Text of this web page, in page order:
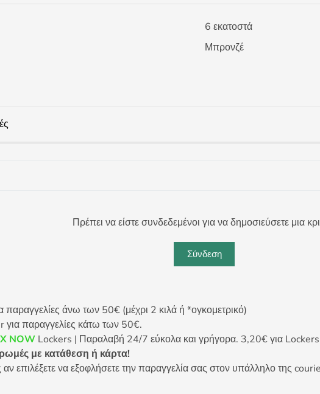
6 εκατοστά
Μπρονζέ
Πρέπει να είστε συνδεδεμένοι για να δημοσιεύσετε μια
Σύνδεση
άνω των 50€ (μέχρι 2 κιλά ή *ογκομετρικό)
παραγγελίες κάτω των 50€.
NOW Lockers | Παραλαβή 24/7 εύκολα και γρήγορα. 3,20€ για Lockers
με κατάθεση ή κάρτα!
επιλέξετε να εξοφλήσετε την παραγγελία σας στον υπάλληλο της